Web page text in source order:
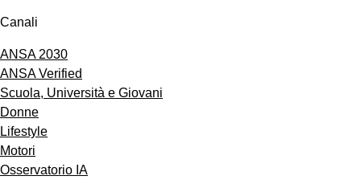
Canali
ANSA 2030
ANSA Verified
Scuola, Università e Giovani
Donne
Lifestyle
Motori
Osservatorio IA